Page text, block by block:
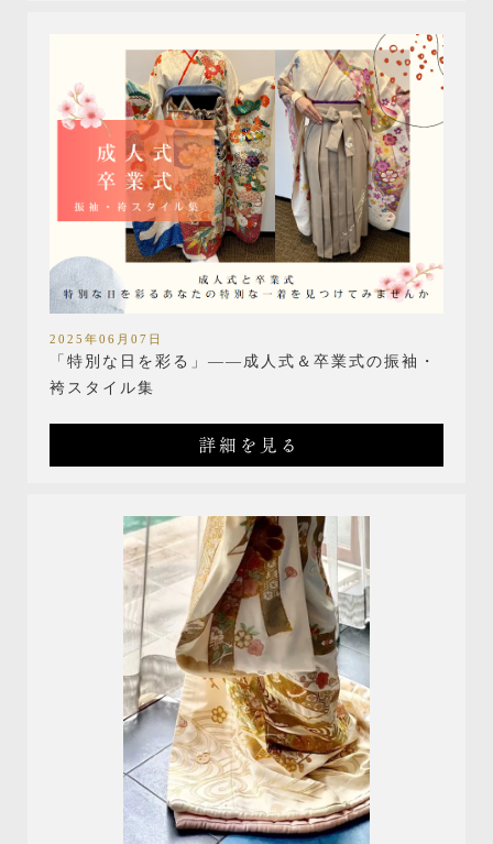
2025年06月07日
「特別な日を彩る」――成人式＆卒業式の振袖・
袴スタイル集